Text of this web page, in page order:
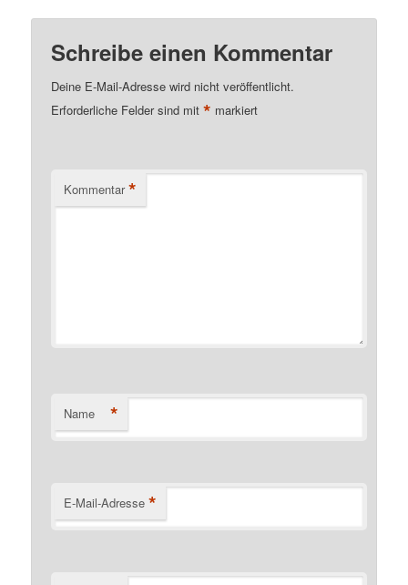
Schreibe einen Kommentar
Deine E-Mail-Adresse wird nicht veröffentlicht.
Erforderliche Felder sind mit* markiert
Kommentar *
Name *
E-Mail-Adresse *